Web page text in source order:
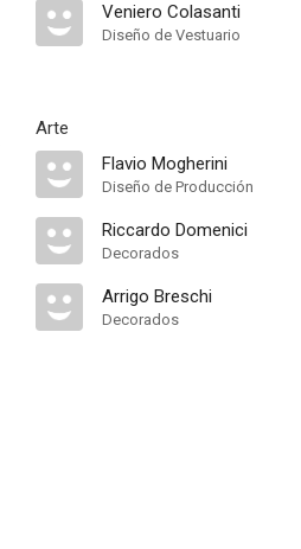
Veniero Colasanti
Diseño de Vestuario
Arte
Flavio Mogherini
Diseño de Producción
Riccardo Domenici
Decorados
Arrigo Breschi
Decorados